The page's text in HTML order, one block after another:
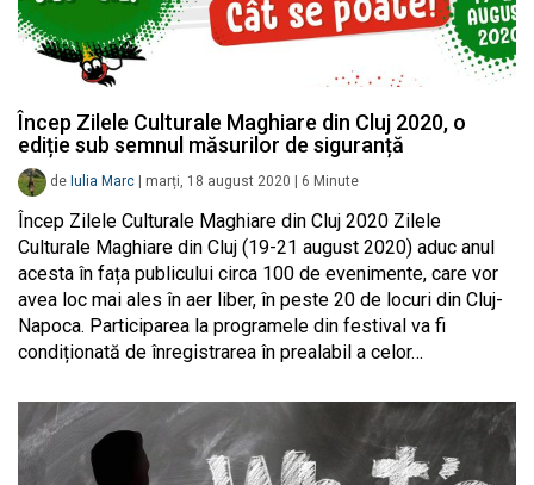
Încep Zilele Culturale Maghiare din Cluj 2020, o
ediție sub semnul măsurilor de siguranță
de Iulia Marc marți, 18 august 2020 6 Minute
Încep Zilele Culturale Maghiare din Cluj 2020 Zilele
Culturale Maghiare din Cluj (19-21 august 2020) aduc anul
acesta în fața publicului circa 100 de evenimente, care vor
avea loc mai ales în aer liber, în peste 20 de locuri din Cluj-
Napoca. Participarea la programele din festival va fi
condiționată de înregistrarea în prealabil a celor…